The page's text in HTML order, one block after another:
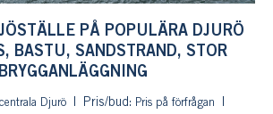
PÅ POPULÄRA DJURÖ
BASTU, SANDSTRAND, STOR
BRYGGANLÄGGNING
Djurö Pris/bud:
Pris på förfrågan